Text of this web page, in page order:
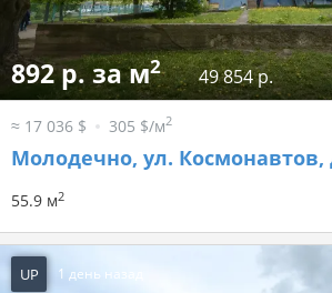
892 р. за м2 49 854 р.
≈ 17 036 $ 305 $/м2
Молодечно, ул. Космонавтов,
55.9 м2
UP 1 день назад